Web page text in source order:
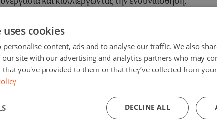
cookies
personalise content, ads and to analyse our traffic. We also
site with our advertising and analytics partners who may
you’ve provided to them or that they’ve collected from
DECLINE ALL